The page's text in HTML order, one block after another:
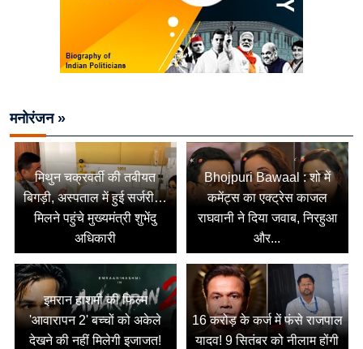
मनोरंजन »
मिथुन चक्रवर्ती की तबीयत
बिगड़ी, अस्पताल में हुई सर्जरी…
मिलने पहुंचे मुख्यमंत्री शुभेंदु
अधिकारी
Bhojpuri Bawaal : शो में
कमेंट्स का एक्ट्रेस काजल
राघवानी ने दिया जवाब, निरहुआ
और...
इमरान हाशमी की फिल्म
'आवारापन 2' बच्चों को अकेले
देखने की नहीं मिलेगी इजाजत!
16 करोड़ के कर्ज में फंसे राजपाल
यादव! 9 सितंबर को नीलाम होंगी